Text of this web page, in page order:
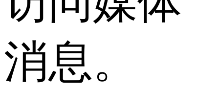
消息。